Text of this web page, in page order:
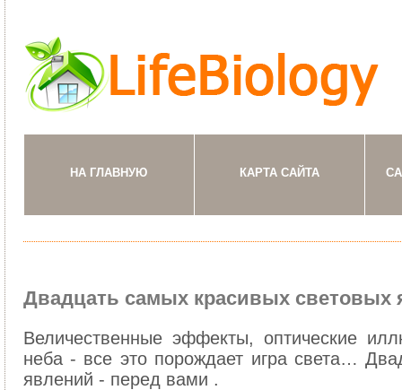
НА ГЛАВНУЮ КАРТА САЙТА
Двадцать самых красивых световых
Величественные эффекты, оптические
неба - все это порождает игра света…
явлений - перед вами .